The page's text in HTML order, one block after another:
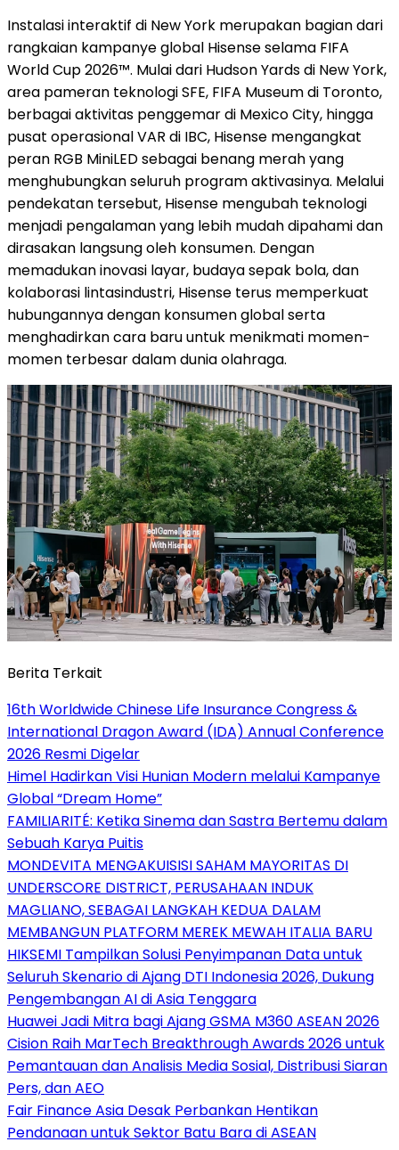
Instalasi interaktif di New York merupakan bagian dari
rangkaian kampanye global Hisense selama FIFA
World Cup 2026™. Mulai dari Hudson Yards di New York,
area pameran teknologi SFE, FIFA Museum di Toronto,
berbagai aktivitas penggemar di Mexico City, hingga
pusat operasional VAR di IBC, Hisense mengangkat
peran RGB MiniLED sebagai benang merah yang
menghubungkan seluruh program aktivasinya. Melalui
pendekatan tersebut, Hisense mengubah teknologi
menjadi pengalaman yang lebih mudah dipahami dan
dirasakan langsung oleh konsumen. Dengan
memadukan inovasi layar, budaya sepak bola, dan
kolaborasi lintasindustri, Hisense terus memperkuat
hubungannya dengan konsumen global serta
menghadirkan cara baru untuk menikmati momen-
momen terbesar dalam dunia olahraga.
Berita Terkait
16th Worldwide Chinese Life Insurance Congress &
International Dragon Award (IDA) Annual Conference
2026 Resmi Digelar
Himel Hadirkan Visi Hunian Modern melalui Kampanye
Global “Dream Home”
FAMILIARITÉ: Ketika Sinema dan Sastra Bertemu dalam
Sebuah Karya Puitis
MONDEVITA MENGAKUISISI SAHAM MAYORITAS DI
UNDERSCORE DISTRICT, PERUSAHAAN INDUK
MAGLIANO, SEBAGAI LANGKAH KEDUA DALAM
MEMBANGUN PLATFORM MEREK MEWAH ITALIA BARU
HIKSEMI Tampilkan Solusi Penyimpanan Data untuk
Seluruh Skenario di Ajang DTI Indonesia 2026, Dukung
Pengembangan AI di Asia Tenggara
Huawei Jadi Mitra bagi Ajang GSMA M360 ASEAN 2026
Cision Raih MarTech Breakthrough Awards 2026 untuk
Pemantauan dan Analisis Media Sosial, Distribusi Siaran
Pers, dan AEO
Fair Finance Asia Desak Perbankan Hentikan
Pendanaan untuk Sektor Batu Bara di ASEAN